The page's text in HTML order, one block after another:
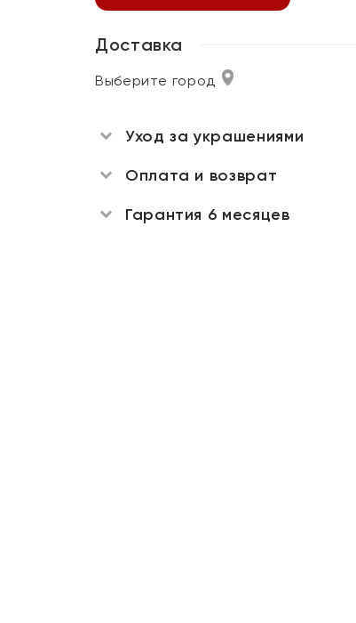
Доставка
Выберите город
Уход за украшениями
Оплата и возврат
Гарантия 6 месяцев